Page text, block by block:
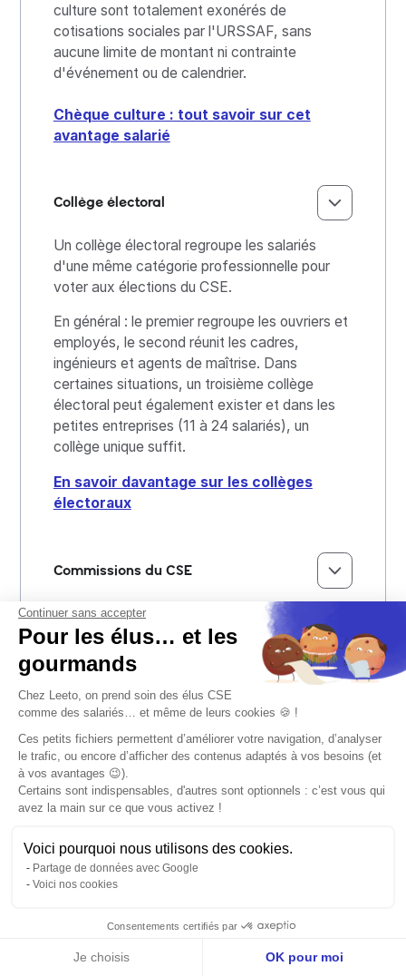
culture sont totalement exonérés de
cotisations sociales par l'URSSAF, sans
aucune limite de montant ni contrainte
d'événement ou de calendrier.
Chèque culture : tout savoir sur cet
avantage salarié
Collège électoral
Un collège électoral regroupe les salariés
d'une même catégorie professionnelle pour
voter aux élections du CSE.
En général : le premier regroupe les ouvriers et
employés, le second réunit les cadres,
ingénieurs et agents de maîtrise. Dans
certaines situations, un troisième collège
électoral peut également exister et dans les
petites entreprises (11 à 24 salariés), un
collège unique suffit.
En savoir davantage sur les collèges
électoraux
Commissions du CSE
Les commissions sont des groupes de travail
internes au CSE, dédiés à un sujet précis :
santé-sécurité (CSSCT), formation, égalité
professionnelle, logement, économie.
Certaines sont obligatoires selon l'effectif :
par exemple à partir de 300 salariés pour la
formation ou l'égalité professionnelle.
Convention collective
Une convention collective fixe, par branche
professionnelle, les règles minimales d'emploi :
à son application dans l'entreprise et peut
Continuer sans accepter
Pour les élus… et les
gourmands
Chez Leeto, on prend soin des élus CSE
comme des salariés… et même de leurs cookies 🍪 !
Ces petits fichiers permettent d’améliorer votre navigation, d’analyser
le trafic, ou encore d’afficher des contenus adaptés à vos besoins (et
à vos avantages 😉).
Certains sont indispensables, d'autres sont optionnels : c’est vous qui
avez la main sur ce que vous activez !
Voici pourquoi nous utilisons des cookies.
Partage de données avec Google
Voici nos cookies
Consentements certifiés par
Je choisis OK pour moi